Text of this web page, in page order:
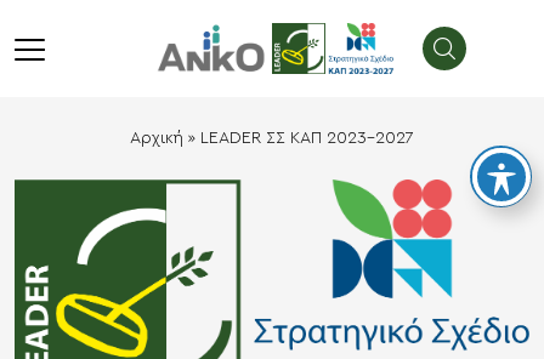
Αρχική » LEADER ΣΣ ΚΑΠ 2023-2027